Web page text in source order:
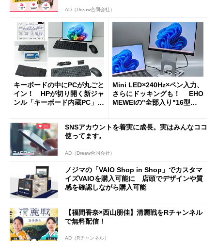
AD（Dreaw合同会社）
キーボードの中にPCが丸ごと
イン！ HPが切り開く新ジャ
ンル「キーボード内蔵PC」の
Mini LED×240Hz×ペン入力、
さらにドッキングも！ EHO
MEWEIの"全部入り"16型モ
SNSアカウントを着実に成長。実はみんなココ
使ってます。
AD（Dreaw合同会社）
ノジマの「VAIO Shop in Shop」でカスタマ
イズVAIOを購入可能に 店頭でデザインや質
感を確認しながら購入可能
【福間香奈×西山朋佳】清麗戦をRチャンネル
で無料配信！
AD（Rチャンネル）